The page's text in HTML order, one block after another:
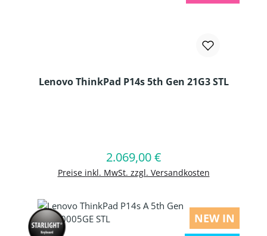
Lenovo ThinkPad P14s 5th Gen 21G3 STL
Regulärer Preis:
2.069,00 €
Preise inkl. MwSt. zzgl. Versandkosten
In den Warenkorb
NEW IN